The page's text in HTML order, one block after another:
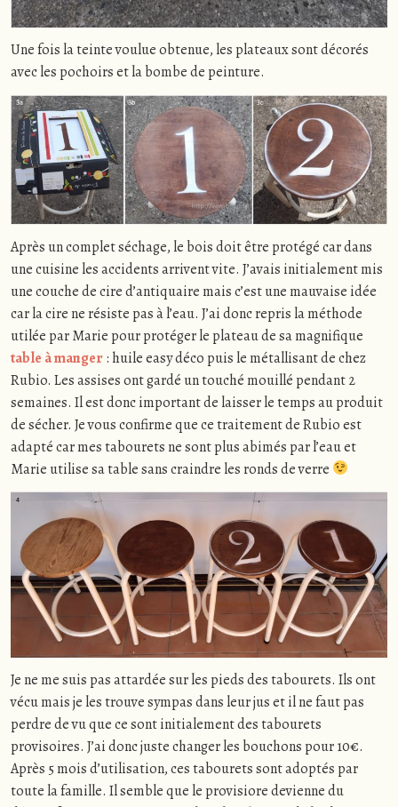
Une fois la teinte voulue obtenue, les plateaux sont décorés
avec les pochoirs et la bombe de peinture.
Après un complet séchage, le bois doit être protégé car dans
une cuisine les accidents arrivent vite. J’avais initialement mis
une couche de cire d’antiquaire mais c’est une mauvaise idée
car la cire ne résiste pas à l’eau. J’ai donc repris la méthode
utilée par Marie pour protéger le plateau de sa magnifique
table à manger: huile easy déco puis le métallisant de chez
Rubio. Les assises ont gardé un touché mouillé pendant 2
semaines. Il est donc important de laisser le temps au produit
de sécher. Je vous confirme que ce traitement de Rubio est
adapté car mes tabourets ne sont plus abimés par l’eau et
Marie utilise sa table sans craindre les ronds de verre
Je ne me suis pas attardée sur les pieds des tabourets. Ils ont
vécu mais je les trouve sympas dans leur jus et il ne faut pas
perdre de vu que ce sont initialement des tabourets
provisoires. J’ai donc juste changer les bouchons pour 10€.
Après 5 mois d’utilisation, ces tabourets sont adoptés par
toute la famille. Il semble que le provisiore devienne du